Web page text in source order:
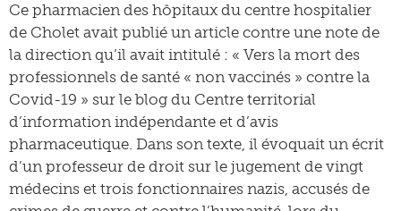
Ce pharmacien des hôpitaux du centre hospitalier
de Cholet avait publié un article contre une note de
la direction qu’il avait intitulé : « Vers la mort des
professionnels de santé « non vaccinés » contre la
Covid-19 » sur le blog du Centre territorial
d’information indépendante et d’avis
pharmaceutique. Dans son texte, il évoquait un écrit
d’un professeur de droit sur le jugement de vingt
médecins et trois fonctionnaires nazis, accusés de